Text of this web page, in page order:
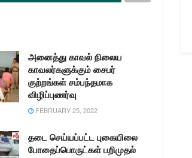
அனைத்து காவல் நிலைய
காவலர்களுக்கும் சைபர்
குற்றங்கள் சம்பந்தமாக
விழிப்புணர்வு
FEBRUARY 25, 2022
தடை செய்யப்பட்ட புகையிலை
போதைப்பொருட்கள் பறிமுதல்